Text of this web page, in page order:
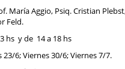
María Aggio, Psiq. Cristian
Feld.
hs y de 14 a 18 hs
23/6; Viernes 30/6; Viernes 7/7.